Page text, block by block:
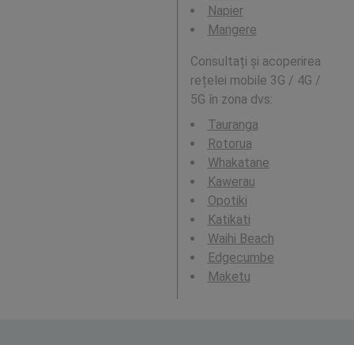
Napier
Mangere
Consultați și acoperirea
rețelei mobile 3G / 4G /
5G în zona dvs:
Tauranga
Rotorua
Whakatane
Kawerau
Opotiki
Katikati
Waihi Beach
Edgecumbe
Maketu